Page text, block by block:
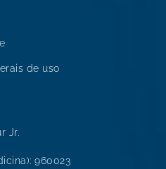
de uso
Jr.
960023